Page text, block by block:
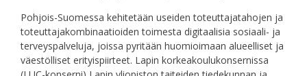
Pohjois-Suomessa kehitetään useiden toteuttajatahojen ja
toteuttajakombinaatioiden toimesta digitaalisia sosiaali- ja
terveyspalveluja, joissa pyritään huomioimaan alueelliset ja
väestölliset erityispiirteet. Lapin korkeakoulukonsernissa